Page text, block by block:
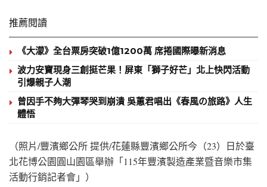
推薦閱讀
《大濛》全台票房突破1億1200萬 席捲國際曝新消息
波力安寶現身三創挺芒果！屏東「獅⼦好芒」北上快閃活動
引爆親子人潮
曾因手不夠大彈琴哭到崩潰 吳蕙君唱出《春風の旅路》人生
體悟
（照片/豐濱鄉公所 提供/花蓮縣豐濱鄉公所今（23）日於臺
北花博公園圓山園區舉辦「115年豐濱製造產業暨音樂市集
活動行銷記者會」）